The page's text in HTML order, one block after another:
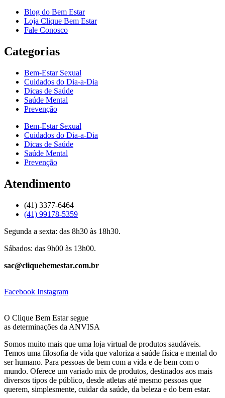
Blog do Bem Estar
Loja Clique Bem Estar
Fale Conosco
Categorias
Bem-Estar Sexual
Cuidados do Dia-a-Dia
Dicas de Saúde
Saúde Mental
Prevenção
Bem-Estar Sexual
Cuidados do Dia-a-Dia
Dicas de Saúde
Saúde Mental
Prevenção
Atendimento
(41) 3377-6464
(41) 99178-5359
Segunda a sexta: das 8h30 às 18h30.
Sábados: das 9h00 às 13h00.
sac@cliquebemestar.com.br
Facebook Instagram
O Clique Bem Estar segue
as determinações da ANVISA
Somos muito mais que uma loja virtual de produtos saudáveis.
Temos uma filosofia de vida que valoriza a saúde física e mental do
ser humano. Para pessoas de bem com a vida e de bem com o
mundo. Oferece um variado mix de produtos, destinados aos mais
diversos tipos de público, desde atletas até mesmo pessoas que
querem, simplesmente, cuidar da saúde, da beleza e do bem estar.